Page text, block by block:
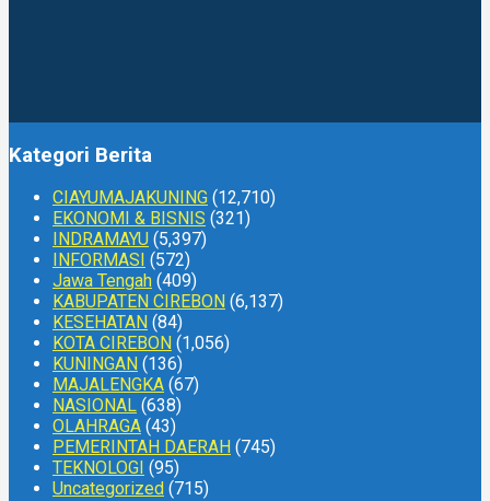
Kategori Berita
CIAYUMAJAKUNING (12,710)
EKONOMI & BISNIS (321)
INDRAMAYU (5,397)
INFORMASI (572)
Jawa Tengah (409)
KABUPATEN CIREBON (6,137)
KESEHATAN (84)
KOTA CIREBON (1,056)
KUNINGAN (136)
MAJALENGKA (67)
NASIONAL (638)
OLAHRAGA (43)
PEMERINTAH DAERAH (745)
TEKNOLOGI (95)
Uncategorized (715)